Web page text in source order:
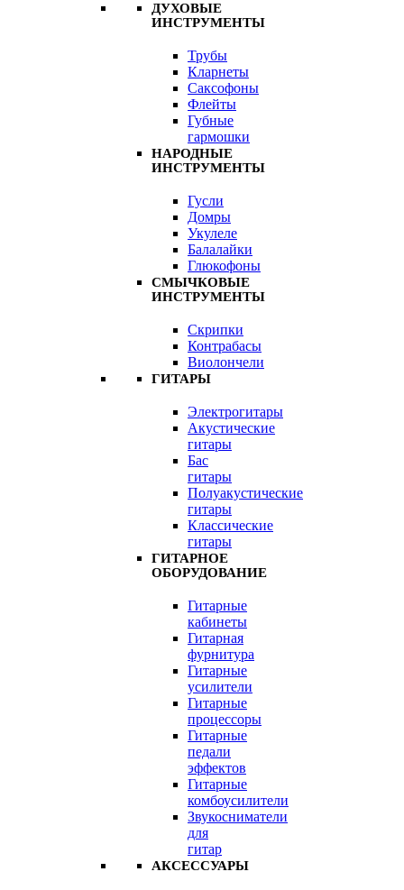
ДУХОВЫЕ
ИНСТРУМЕНТЫ
Трубы
Кларнеты
Саксофоны
Флейты
Губные
гармошки
НАРОДНЫЕ
ИНСТРУМЕНТЫ
Гусли
Домры
Укулеле
Балалайки
Глюкофоны
СМЫЧКОВЫЕ
ИНСТРУМЕНТЫ
Скрипки
Контрабасы
Виолончели
ГИТАРЫ
Электрогитары
Акустические
гитары
Бас
гитары
Полуакустические
гитары
Классические
гитары
ГИТАРНОЕ
ОБОРУДОВАНИЕ
Гитарные
кабинеты
Гитарная
фурнитура
Гитарные
усилители
Гитарные
процессоры
Гитарные
педали
эффектов
Гитарные
комбоусилители
Звукосниматели
для
гитар
АКСЕССУАРЫ